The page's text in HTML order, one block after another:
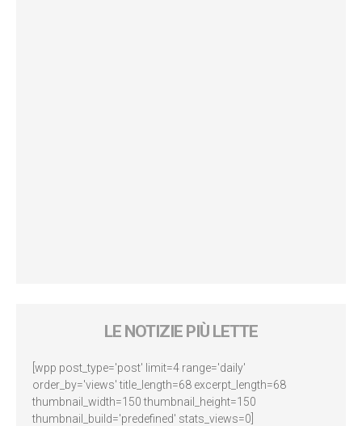
LE NOTIZIE PIÙ LETTE
[wpp post_type='post' limit=4 range='daily'
order_by='views' title_length=68 excerpt_length=68
thumbnail_width=150 thumbnail_height=150
thumbnail_build='predefined' stats_views=0]